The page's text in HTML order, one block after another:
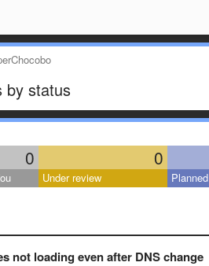
by status
0 0
Under review Planned
not loading even after DNS change